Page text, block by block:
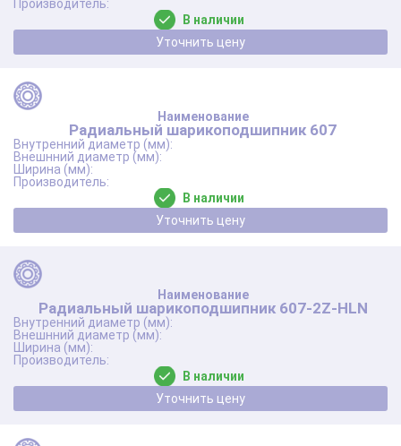
В наличии
Уточнить цену
Радиальный шарикоподшипник 607
В наличии
Уточнить цену
Радиальный шарикоподшипник 607-2Z-HLN
В наличии
Уточнить цену